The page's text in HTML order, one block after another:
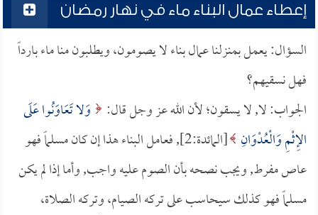
إعطاء عمال البناء ماء في نهار رمضان
السؤال: يعمل بمنزلنا عمال بناء لا يصومون، ويطلبون منا ماء بارداً
فهل نسقيهم؟
الجواب: لا, لا يسقون؛ لأن الله عز وجل قال:
وَلا تَعَاوَنُوا عَلَى
الإِثْمِ وَالْعُدْوَانِ
[المائدة:2], فعامل البناء هذا إن كان مسلماً فهو
عاص مفرط, ويجب نصحه بأن الصوم عليه واجب, وأما إذا لم يكن
مسلماً فهو كذلك سيحاسب على تركه الصيام، وتركه الصلاة،